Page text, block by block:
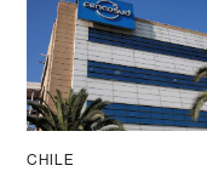
CHILE